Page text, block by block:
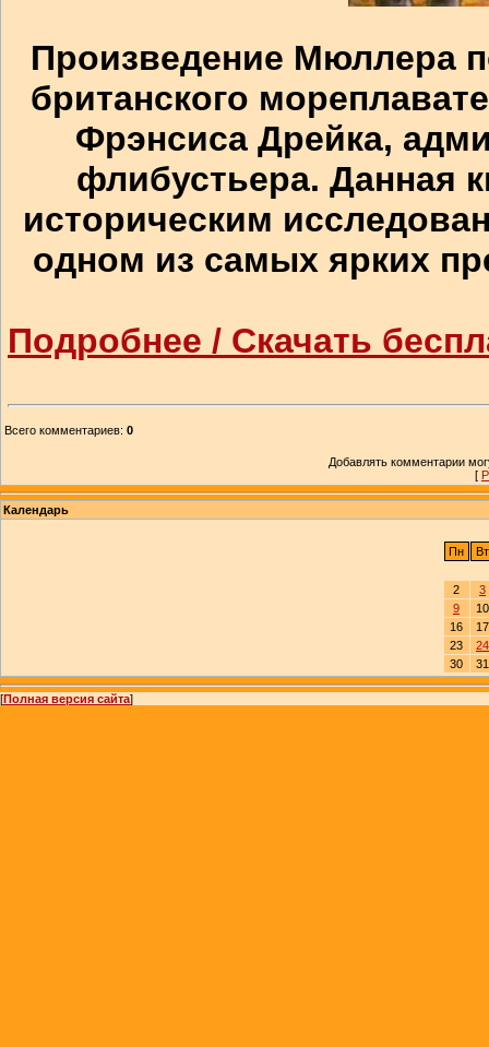
Произведение Мюллера
британского
Фрэнсиса Дрейка,
флибустьера. Данная
историческим
одном из самых ярких
Подробнее / Скачать
Всего комментариев: 0
Добавлять комментарии
[
Календарь
Пн Вт
2
3
9
10
16
17
23
24
30
31
[Полная версия сайта]